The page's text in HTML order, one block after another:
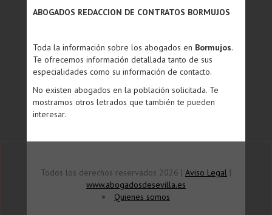
ABOGADOS REDACCION DE CONTRATOS BORMUJOS
Toda la información sobre los abogados en Bormujos.
Te ofrecemos información detallada tanto de sus
especialidades como su información de contacto.
No existen abogados en la población solicitada. Te
mostramos otros letrados que también te pueden
interesar.
Todos los derechos reservados 2026 | Aviso Legal |
www.abogadosdesevilla.es
Quienes somos